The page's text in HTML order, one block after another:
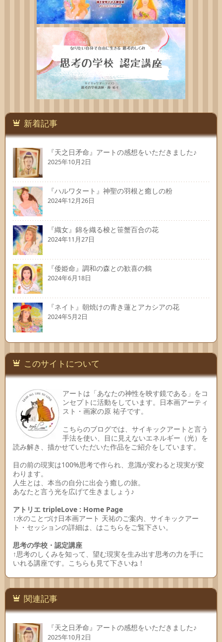
新着記事
『天之日矛命』アートの感想をいただきました♪
2025年10月2日
『ハルワタート』神聖の羽根と癒しの粉
2024年12月26日
『織女』錦を織る梭と笹蟹百合の花
2024年11月27日
『倭姫命』調和の森との歓喜の鶴
2024年6月18日
『ネイト』朝焼けの青き蓮とアカシアの花
2024年5月2日
このサイトについて
アートは「あなたの神性を映す鏡である」をコ
ンセプトに活動をしています。日本画アーティ
スト・画家の原 祐子です。
こちらのブログでは、サイキックアートと言う
手法を使い、目に見えないエネルギー（光）を
読み解き、描かせていただいた作品をご紹介をしています。
目の前の現実は100%思考で作られ、意識が変わると現実が変
わります。
人生とは、本当の自分に出会う癒しの旅。
あなたと言う光を広げて生きましょう♪
アトリエ tripleLove : Home Page
↑水のことづけ日本画アート 天祐のご案内、サイキックアー
ト・セッションの詳細は、はこちらをご覧下さい。
思考の学校・認定講座
↑思考のしくみを知って、望む現実を生み出す思考の力を手に
いれる講座です。こちらも見て下さいね！
関連記事
『天之日矛命』アートの感想をいただきました♪
2025年10月2日